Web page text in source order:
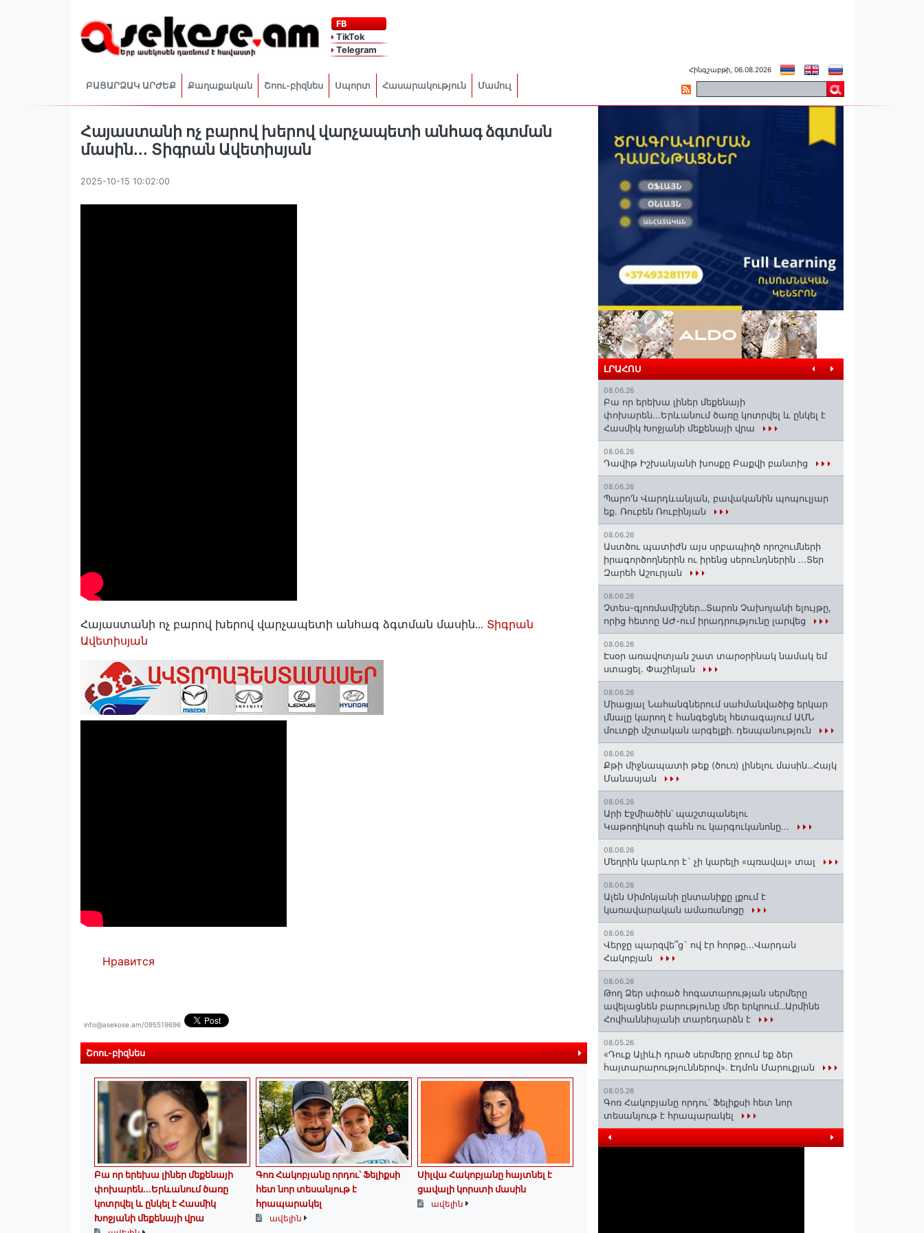
FB
TikTok
Telegram
ԲԱՑԱՐՁԱԿ ԱՐԺԵՔ Քաղաքական Շոու-բիզնես Սպորտ Հասարակություն Մամուլ
Հինգշաբթի, 06.08.2026
Հայաստանի ոչ բարով խերով վարչապետի անհագ ձգտման
մասին․․․ Տիգրան Ավետիսյան
2025-10-15 10:02:00
Հայաստանի ոչ բարով խերով վարչապետի անհագ ձգտման մասին․․․ Տիգրան
Ավետիսյան
Нравится
info@asekose.am/095519696
Շոու-բիզնես ավելին
Բա որ երեխա լիներ մեքենայի
փոխարեն...Երևանում ծառը
կոտրվել և ընկել է Հասմիկ
Խոջյանի մեքենայի վրա
Գոռ Հակոբյանը որդու՝ Ֆելիքսի
հետ նոր տեսանյութ է
հրապարակել
ավելին
Սիլվա Հակոբյանը հայտնել է
ցավալի կորստի մասին
ավելին
ԼՐԱՀՈՍ
08.06.26
Բա որ երեխա լիներ մեքենայի
փոխարեն...Երևանում ծառը կոտրվել և ընկել է
Հասմիկ Խոջյանի մեքենայի վրա
08.06.26
Դավիթ Իշխանյանի խոսքը Բաքվի բանտից
08.06.26
Պարո'ն Վարդևանյան, բավականին պոպուլյար
եք. Ռուբեն Ռուբինյան
08.06.26
Աստծու պատիժն այս սրբապիղծ որոշումների
իրագործողներին ու իրենց սերունդներին ...Տեր
Զարեհ Աշուրյան
08.06.26
Չտես-գյոռմամիշներ․․․Տարոն Չախոյանի ելույթը,
որից հետոը ԱԺ-ում իրադրությունը լարվեց
08.06.26
Էսօր առավոտյան շատ տարօրինակ նամակ եմ
ստացել. Փաշինյան
08.06.26
Միացյալ Նահանգներում սահմանվածից երկար
մնալը կարող է հանգեցնել հետագայում ԱՄՆ
մուտքի մշտական արգելքի․ դեսպանություն
08.06.26
Քթի միջնապատի թեք (ծուռ) լինելու մասին․․․Հայկ
Մանասյան
08.06.26
Արի Էջմիածին՝ պաշտպանելու
Կաթողիկոսի գահն ու կարգուկանոնը...
08.06.26
Մեղրին կարևոր է` չի կարելի «պռավալ» տալ
08.06.26
Ալեն Սիմոնյանի ընտանիքը լքում է
կառավարական ամառանոցը
08.06.26
Վերջը պարզվե՞ց` ով էր հորթը...Վարդան
Հակոբյան
08.06.26
Թող Ձեր սփռած հոգատարության սերմերը
ավելացնեն բարությունը մեր երկրում․․․Արմինե
Հովհաննիսյանի տարեդարձն է
08.05.26
«Դուք Ալիևի դրած սերմերը ջրում եք ձեր
հայտարարություններով»․ Էդմոն Մարուքյան
08.05.26
Գոռ Հակոբյանը որդու՝ Ֆելիքսի հետ նոր
տեսանյութ է հրապարակել